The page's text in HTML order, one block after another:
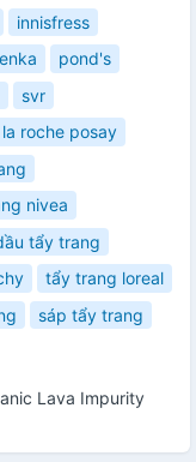
innisfress
pond's
svr
roche posay
nivea
tẩy trang
tẩy trang loreal
sáp tẩy trang
Lava Impurity